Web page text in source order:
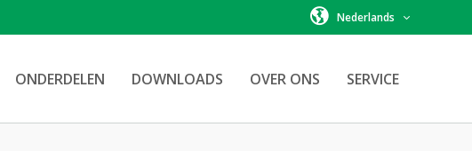
Nederlands
ONDERDELEN DOWNLOADS OVER ONS SERVICE